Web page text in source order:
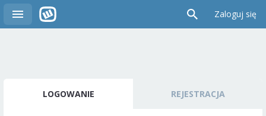
Zaloguj się
LOGOWANIE REJESTRACJA